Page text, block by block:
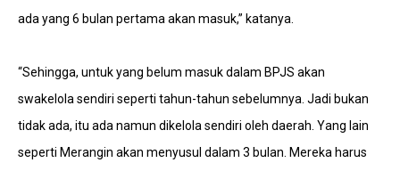
ada yang 6 bulan pertama akan masuk,” katanya.
“Sehingga, untuk yang belum masuk dalam BPJS akan
swakelola sendiri seperti tahun-tahun sebelumnya. Jadi bukan
tidak ada, itu ada namun dikelola sendiri oleh daerah. Yang lain
seperti Merangin akan menyusul dalam 3 bulan. Mereka harus